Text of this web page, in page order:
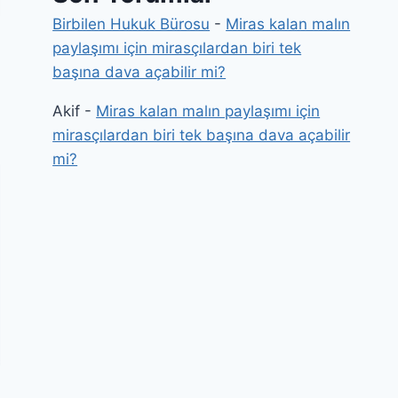
Birbilen Hukuk Bürosu - Miras kalan malın
paylaşımı için mirasçılardan biri tek
başına dava açabilir mi?
Akif - Miras kalan malın paylaşımı için
mirasçılardan biri tek başına dava açabilir
mi?